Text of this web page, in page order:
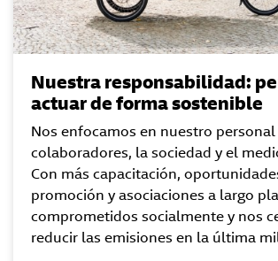
Nuestra responsabilidad:
actuar de forma sostenible
Nos enfocamos en nuestro personal
colaboradores, la sociedad y el
Con más capacitación,
promoción y asociaciones a largo
comprometidos socialmente y nos
reducir las emisiones en la última